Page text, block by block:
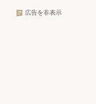
広告を非表示